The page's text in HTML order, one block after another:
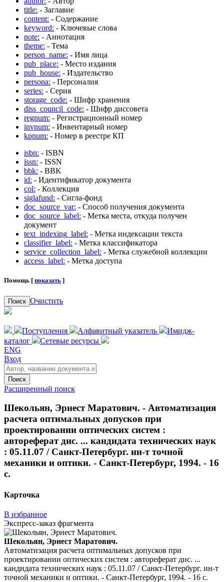
title: - Заглавие
content: - Содержание
keyword: - Ключевые слова
note: - Аннотация
theme: - Тема
person_name: - Имя лица
pub_place: - Место издания
pub_house: - Издательство
persona: - Персоналия
series: - Серия
storage_code: - Шифр хранения
diss_council_code: - Шифр диссовета
regnum: - Регистрационный номер
invnum: - Инвентарный номер
kpnum: - Номер в реестре КП
isbn: - ISBN
issn: - ISSN
bbk: - BBK
id: - Идентификатор документа
col: - Коллекция
siglafund: - Сигла-фонд
doc_source_var: - Способ получения документа
doc_source_label: - Метка места, откуда получен
документ
text_indexing_label: - Метка индексации текста
classifier_label: - Метка классификатора
service_collection_label: - Метка служебной коллекции
access_label: - Метка доступа
Помощь [ показать ]
Поиск Очистить
Поступления Алфавитный указатель
Имидж-
каталог
Сетевые ресурсы
ENG
Вход
Поиск
Расширенный поиск
Шекольян, Эрнест Маратович. - Автоматизация
расчета оптимальных допусков при
проектировании оптических систем :
автореферат дис. ... кандидата технических наук
: 05.11.07 / Санкт-Петербург. ин-т точной
механики и оптики. - Санкт-Петербург, 1994. - 16
с.
Карточка
В избранное
Экспресс-заказ фрагмента
Шекольян, Эрнест Маратович.
Автоматизация расчета оптимальных допусков при
проектировании оптических систем : автореферат дис. ...
кандидата технических наук : 05.11.07 / Санкт-Петербург. ин-т
точной механики и оптики. - Санкт-Петербург, 1994. - 16 с.